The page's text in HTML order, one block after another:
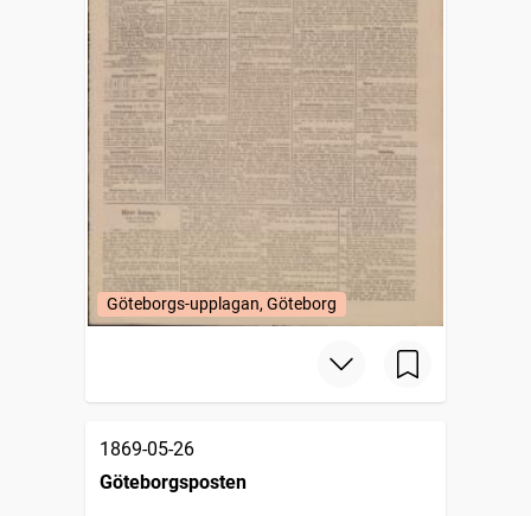
Göteborgs-upplagan, Göteborg
1869-05-26
Göteborgsposten